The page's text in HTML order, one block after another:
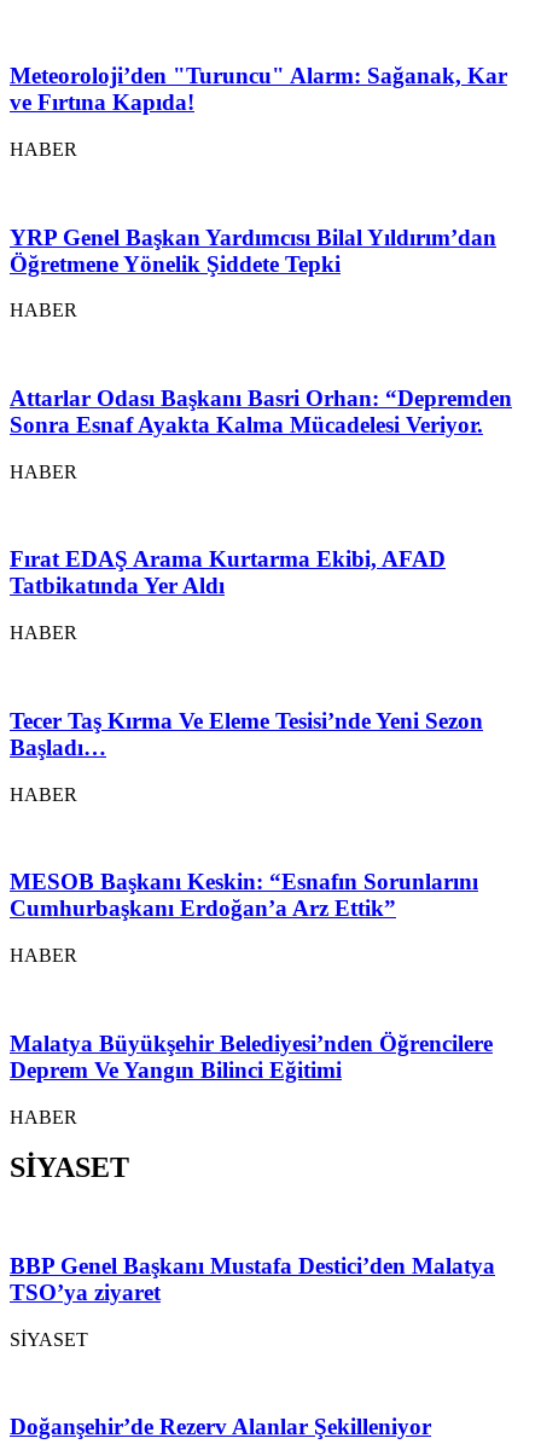
Meteoroloji’den "Turuncu" Alarm: Sağanak, Kar
ve Fırtına Kapıda!
HABER
YRP Genel Başkan Yardımcısı Bilal Yıldırım’dan
Öğretmene Yönelik Şiddete Tepki
HABER
Attarlar Odası Başkanı Basri Orhan: “Depremden
Sonra Esnaf Ayakta Kalma Mücadelesi Veriyor.
HABER
Fırat EDAŞ Arama Kurtarma Ekibi, AFAD
Tatbikatında Yer Aldı
HABER
Tecer Taş Kırma Ve Eleme Tesisi’nde Yeni Sezon
Başladı…
HABER
MESOB Başkanı Keskin: “Esnafın Sorunlarını
Cumhurbaşkanı Erdoğan’a Arz Ettik”
HABER
Malatya Büyükşehir Belediyesi’nden Öğrencilere
Deprem Ve Yangın Bilinci Eğitimi
HABER
SİYASET
BBP Genel Başkanı Mustafa Destici’den Malatya
TSO’ya ziyaret
SİYASET
Doğanşehir’de Rezerv Alanlar Şekilleniyor